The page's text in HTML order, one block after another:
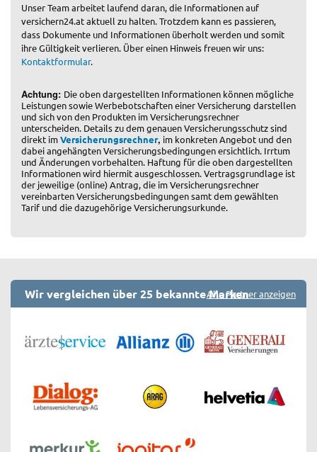
Unser Team arbeitet laufend daran, die Informationen auf
versichern24.at aktuell zu halten. Trotzdem kann es passieren,
dass Dokumente und Informationen überholt werden und somit
ihre Gültigkeit verlieren. Über einen Hinweis freuen wir uns:
Kontaktformular.
Achtung: Die oben dargestellten Informationen können mögliche
Leistungen sowie Werbebotschaften einer Versicherung darstellen
und sich von den Produkten im Versicherungsrechner
unterscheiden. Details zu dem genauen Versicherungsschutz sind
direkt imVersicherungsrechner, im konkreten Angebot und den
dabei angehängten Versicherungsbedingungen ersichtlich. Irrtum
und Änderungen vorbehalten. Haftung für die oben dargestellten
Informationen wird hiermit ausgeschlossen. Vertragsgrundlage ist
der jeweilige (online) Antrag, die im Versicherungsrechner
vereinbarten Versicherungsbedingungen samt dem gewählten
Tarif und die dazugehörige Versicherungsurkunde.
Wir vergleichen über 25 bekannte MarkenAlle Partner anzeigen